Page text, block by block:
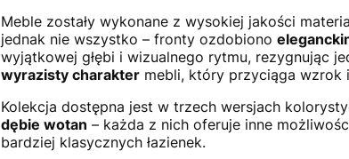
Meble zostały wykonane z wysokiej jakości
jednak nie wszystko – fronty ozdobiono
wyjątkowej głębi i wizualnego rytmu, rezygnując
wyrazisty charaktermebli, który przyciąga wzrok
Kolekcja dostępna jest w trzech wersjach
dębie wotan – każda z nich oferuje inne
bardziej klasycznych łazienek.